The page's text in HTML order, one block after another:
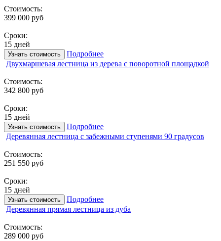
Стоимость:
399 000 руб
Сроки:
15 дней
Узнать стоимость
Подробнее
Двухмаршевая лестница из дерева с поворотной площадкой
Стоимость:
342 800 руб
Сроки:
15 дней
Узнать стоимость
Подробнее
Деревянная лестница с забежными ступенями 90 градусов
Стоимость:
251 550 руб
Сроки:
15 дней
Узнать стоимость
Подробнее
Деревянная прямая лестница из дуба
Стоимость:
289 000 руб